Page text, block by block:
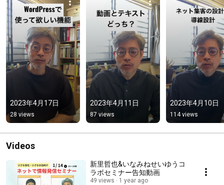
2023年4月17日
28 views
2023年4月11日
87 views
2023年4月10日
114 views
Videos
新里哲也&いなみねせいゆうコ
ラボセミナー告知動画
49 views 1 year ago